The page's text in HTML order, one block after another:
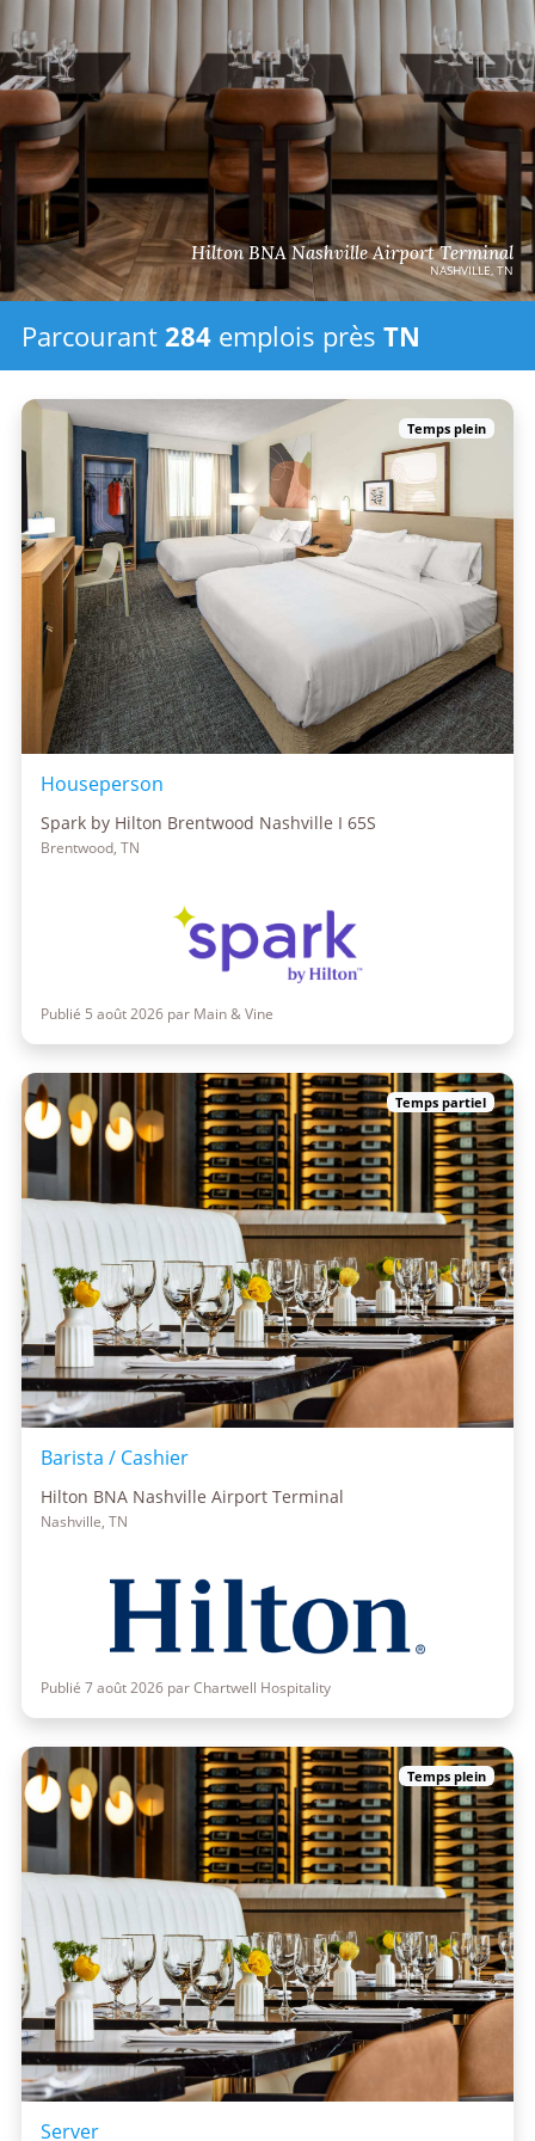
Hilton BNA Nashville Airport Terminal
NASHVILLE, TN
Parcourant 284 emplois près TN
Temps plein
Houseperson
Spark by Hilton Brentwood Nashville I 65S
Brentwood, TN
Publié 5 août 2026 par Main & Vine
Temps partiel
Barista / Cashier
Hilton BNA Nashville Airport Terminal
Nashville, TN
Publié 7 août 2026 par Chartwell Hospitality
Temps plein
Server